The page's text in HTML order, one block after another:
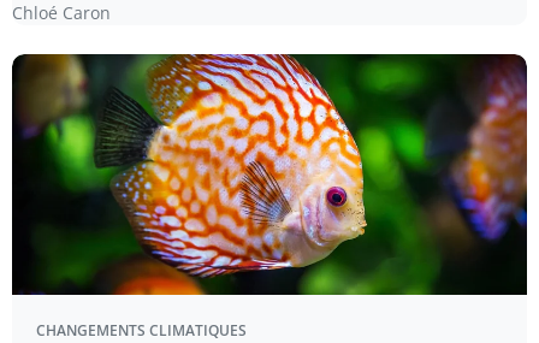
Chloé Caron
CHANGEMENTS CLIMATIQUES